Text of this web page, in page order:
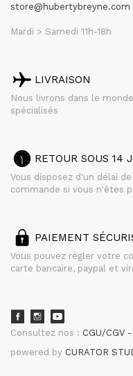
store@hubertybreyne.com
Mardi > Samedi 11h-18h
LIVRAISON
Nous livrons dans le
spécialisés
RETOUR SOUS 14
Vous disposez d'un délai
commande si vous n'êtes
PAIEMENT
Vous pouvez régler votre
carte bancaire, paypal et
Consultez nos : CGU/CGV
powered by CURATOR